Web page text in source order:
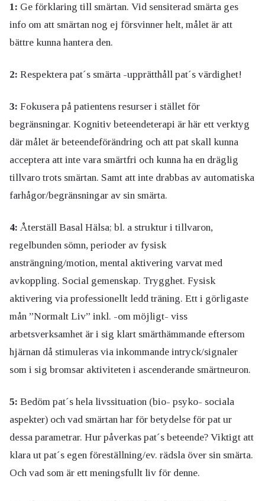
1: Ge förklaring till smärtan. Vid sensiterad smärta ges
info om att smärtan nog ej försvinner helt, målet är att
bättre kunna hantera den.
2: Respektera pat´s smärta -upprätthåll pat´s värdighet!
3: Fokusera på patientens resurser i stället för
begränsningar. Kognitiv beteendeterapi är här ett verktyg
där målet är beteendeförändring och att pat skall kunna
acceptera att inte vara smärtfri och kunna ha en dräglig
tillvaro trots smärtan. Samt att inte drabbas av automatiska
farhågor/begränsningar av sin smärta.
4:Återställ Basal Hälsa; bl. a struktur i tillvaron,
regelbunden sömn, perioder av fysisk
ansträngning/motion, mental aktivering varvat med
avkoppling. Social gemenskap. Trygghet. Fysisk
aktivering via professionellt ledd träning. Ett i görligaste
mån ”Normalt Liv” inkl. -om möjligt- viss
arbetsverksamhet är i sig klart smärthämmande eftersom
hjärnan då stimuleras via inkommande intryck/signaler
som i sig bromsar aktiviteten i ascenderande smärtneuron.
5: Bedöm pat´s hela livssituation (bio- psyko- sociala
aspekter) och vad smärtan har för betydelse för pat ur
dessa parametrar. Hur påverkas pat´s beteende? Viktigt att
klara ut pat´s egen föreställning/ev. rädsla över sin smärta.
Och vad som är ett meningsfullt liv för denne.